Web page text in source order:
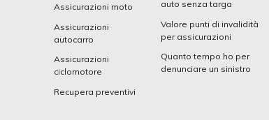
Assicurazioni moto
Assicurazioni
autocarro
Assicurazioni
ciclomotore
Recupera preventivi
auto senza targa
Valore punti di invalidità
per assicurazioni
Quanto tempo ho per
denunciare un sinistro